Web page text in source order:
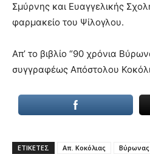
Σμύρνης και Ευαγγελικής
φαρμακείο του Ψίλογλου.
Απ’ το βιβλίο “90 χρόνια
συγγραφέως Απόστολου
ΕΤΙΚΕΤΕΣ Απ. Κοκόλιας Βύρωνας